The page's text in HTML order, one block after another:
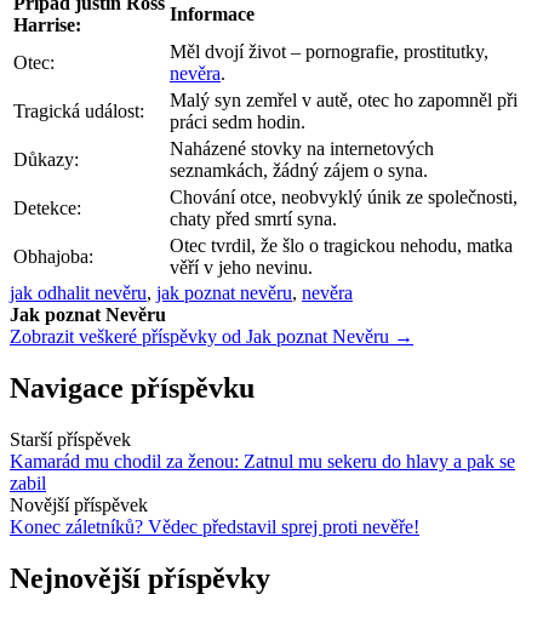
Harrise:
Informace
Otec:
Měl dvojí život – pornografie, prostitutky,
nevěra.
Tragická událost:
Malý syn zemřel v autě, otec ho zapomněl při
práci sedm hodin.
Důkazy:
Naházené stovky na internetových
seznamkách, žádný zájem o syna.
Detekce:
Chování otce, neobvyklý únik ze společnosti,
chaty před smrtí syna.
Obhajoba:
Otec tvrdil, že šlo o tragickou nehodu, matka
věří v jeho nevinu.
jak odhalit nevěru, jak poznat nevěru, nevěra
Jak poznat Nevěru
Zobrazit veškeré příspěvky od Jak poznat Nevěru →
Navigace příspěvku
Starší příspěvek
Kamarád mu chodil za ženou: Zatnul mu sekeru do hlavy a pak se
zabil
Novější příspěvek
Konec záletníků? Vědec představil sprej proti nevěře!
Nejnovější příspěvky